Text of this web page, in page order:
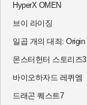
HyperX OMEN
브이 라이징
일곱 개의 대죄: Origin
몬스터헌터 스토리즈3
바이오하자드 레퀴엠
드래곤 퀘스트7